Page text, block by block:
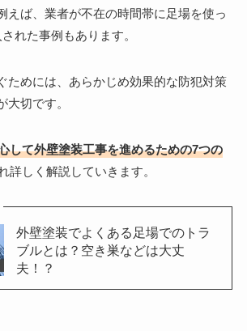
えば、業者が不在の時間帯に足場を使っ
れた事例もあります。
ためには、あらかじめ効果的な防犯対策
大切です。
して外壁塗装工事を進めるための7つの
詳しく解説していきます。
外壁塗装でよくある足場でのトラ
ブルとは？空き巣などは大丈
夫！？